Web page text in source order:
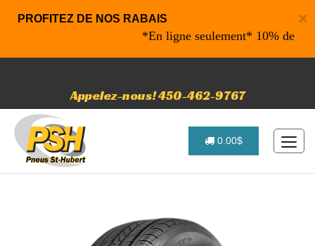
×
PROFITEZ DE NOS RABAIS
*En ligne seulement* 10% de
Appelez-nous! 450-462-9767
0.00$